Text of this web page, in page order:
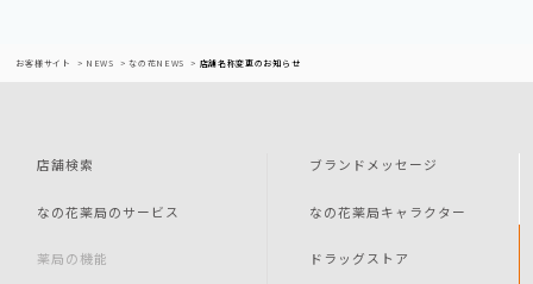
お客様サイト NEWS なの花NEWS 店舗名称変更のお知らせ
店舗検索
なの花薬局のサービス
薬局の機能
ブランドメッセージ
なの花薬局キャラクター
ドラッグストア